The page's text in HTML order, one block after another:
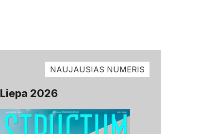
NAUJAUSIAS NUMERIS
Liepa 2026